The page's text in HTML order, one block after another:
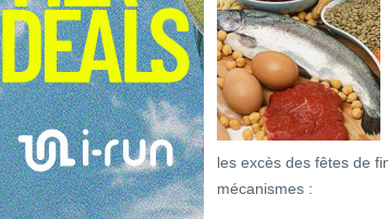
les excès des fêtes de
mécanismes :